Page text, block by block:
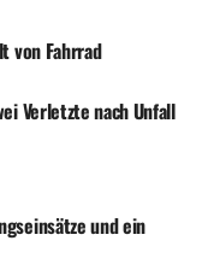
von Fahrrad
Verletzte nach Unfall
und ein